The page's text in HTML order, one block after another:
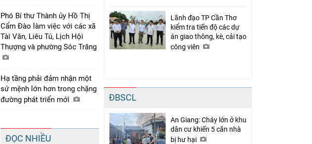
Phó Bí thư Thành ủy Hồ Thị
Cẩm Đào làm việc với các xã
Tài Văn, Liêu Tú, Lịch Hội
Thượng và phường Sóc Trăng
Hạ tầng phải đảm nhận một
sứ mệnh lớn hơn trong chặng
đường phát triển mới
ĐỌC NHIỀU
Lãnh đạo TP Cần Thơ
kiểm tra tiến độ các dự
án giao thông, kè, cải tạo
công viên
ĐBSCL
An Giang: Cháy lớn ở khu
dân cư khiến 5 căn nhà
bị hư hại